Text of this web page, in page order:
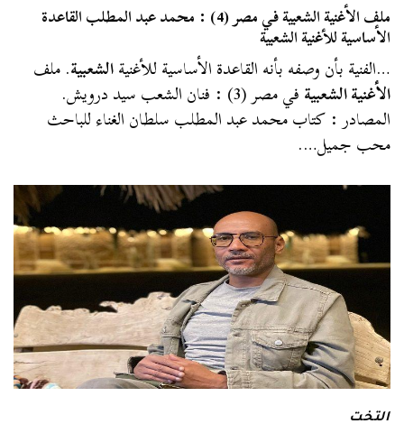
ملف الأغنية الشعبية في مصر (4) : محمد عبد المطلب القاعدة
الأساسية للأغنية الشعبية
…الفنية بأن وصفه بأنه القاعدة الأساسية للأغنيةالشعبية. ملف
الأغنية الشعبية في مصر (3) : فنان الشعب سيد درويش.
المصادر : كتاب محمد عبد المطلب سلطان الغناء للباحث
محب جميل….
التخت